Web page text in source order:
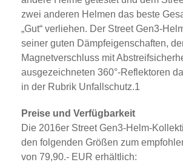
zwei anderen Helmen das beste
„Gut“ verliehen. Der Street Gen3-
seiner guten Dämpfeigenschaften,
Magnetverschluss mit
ausgezeichneten 360°-Reflektoren
in der Rubrik Unfallschutz.1
Preise und Verfügbarkeit
Die 2016er Street Gen3-Helm-
den folgenden Größen zum
von 79,90.- EUR erhältlich: